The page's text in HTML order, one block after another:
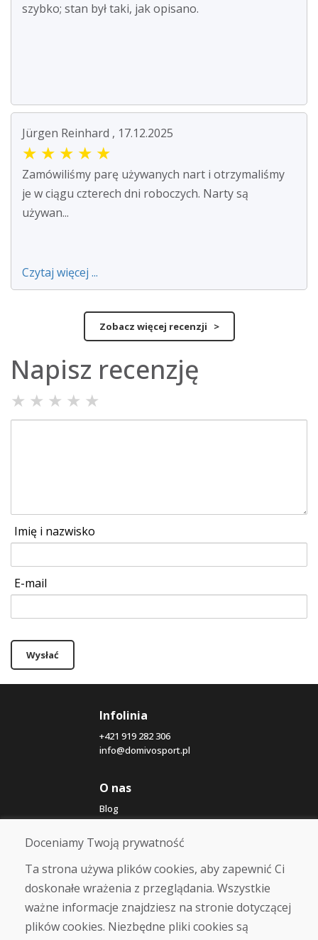
szybko; stan był taki, jak opisano.
Jürgen Reinhard , 17.12.2025
★ ★ ★ ★ ★
Zamówiliśmy parę używanych nart i otrzymaliśmy
je w ciągu czterech dni roboczych. Narty są
używan...
Czytaj więcej ...
Zobacz więcej recenzji >
Napisz recenzję
★ ★ ★ ★ ★
Imię i nazwisko
E-mail
Wysłać
Infolinia
+421 919 282 306
info@domivosport.pl
O nas
Blog
O nas
Sklep
Kontakt
Zakup
Sklep internetowy
Warunki handlowe
Doceniamy Twoją prywatność
Ta strona używa plików cookies, aby zapewnić Ci
doskonałe wrażenia z przeglądania. Wszystkie
ważne informacje znajdziesz na stronie dotyczącej
plików cookies. Niezbędne pliki cookies są